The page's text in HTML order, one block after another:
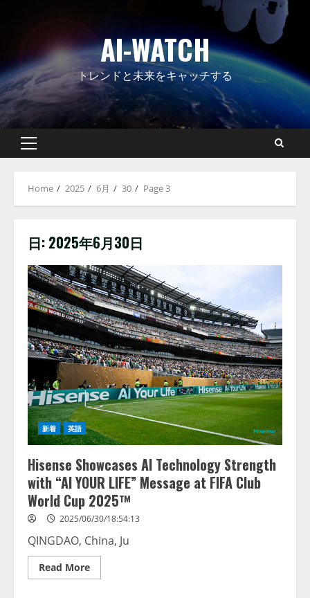
AI-WATCH
トレンドと未来をキャッチする
Primary
Home 2025 6月 30 Page 3
日: 2025年6月30日
新着 英語
Hisense Showcases AI Technology Strength
with “AI YOUR LIFE” Message at FIFA Club
World Cup 2025™
2025/06/30/18:54:13
QINGDAO, China, Ju
Read MoreRead
more